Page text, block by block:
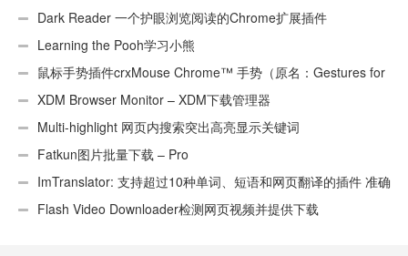
Dark Reader 一个护眼浏览阅读的Chrome扩展插件
Learning the Pooh学习小熊
鼠标手势插件crxMouse Chrome™ 手势（原名：Gestures for
Chrome(TM)汉化版）
XDM Browser Monitor – XDM下载管理器
Multi-highlight 网页内搜索突出高亮显示关键词
Fatkun图片批量下载 – Pro
ImTranslator: 支持超过10种单词、短语和网页翻译的插件 准确
性不错Flash Video Downloader检测网页视频并提供下载